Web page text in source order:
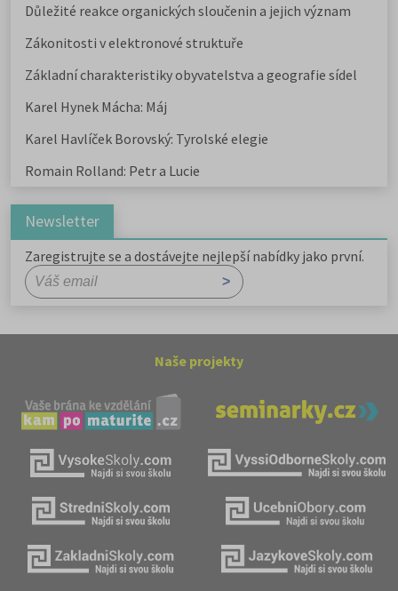
Důležité reakce organických sloučenin a jejich význam
Zákonitosti v elektronové struktuře
Základní charakteristiky obyvatelstva a geografie sídel
Karel Hynek Mácha: Máj
Karel Havlíček Borovský: Tyrolské elegie
Romain Rolland: Petr a Lucie
Newsletter
Zaregistrujte se a dostávejte nejlepší nabídky jako první.
Naše projekty